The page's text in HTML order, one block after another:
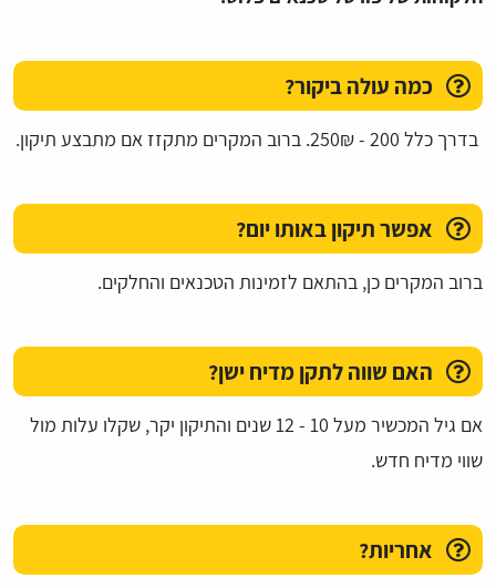
כמה עולה ביקור?
בדרך כלל 200 - 250₪. ברוב המקרים מתקזז אם מתבצע תיקון.
אפשר תיקון באותו יום?
ברוב המקרים כן, בהתאם לזמינות הטכנאים והחלקים.
האם שווה לתקן מדיח ישן?
אם גיל המכשיר מעל 10 - 12 שנים והתיקון יקר, שקלו עלות מול
שווי מדיח חדש.
אחריות?